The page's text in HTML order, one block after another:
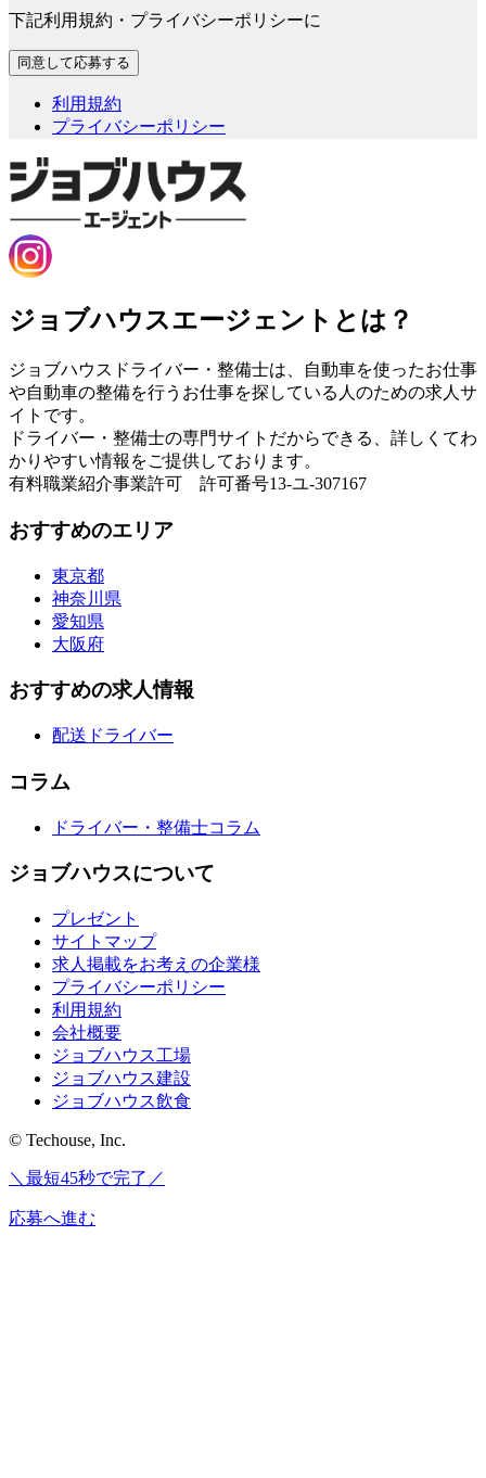
下記利用規約・プライバシーポリシーに
利用規約
プライバシーポリシー
ジョブハウスエージェントとは？
ジョブハウスドライバー・整備士は、自動車を使ったお仕事
や自動車の整備を行うお仕事を探している人のための求人サ
イトです。
ドライバー・整備士の専門サイトだからできる、詳しくてわ
かりやすい情報をご提供しております。
有料職業紹介事業許可 許可番号13-ユ-307167
おすすめのエリア
東京都
神奈川県
愛知県
大阪府
おすすめの求人情報
配送ドライバー
コラム
ドライバー・整備士コラム
ジョブハウスについて
プレゼント
サイトマップ
求人掲載をお考えの企業様
プライバシーポリシー
利用規約
会社概要
ジョブハウス工場
ジョブハウス建設
ジョブハウス飲食
© Techouse, Inc.
＼最短45秒で完了／
応募へ進む